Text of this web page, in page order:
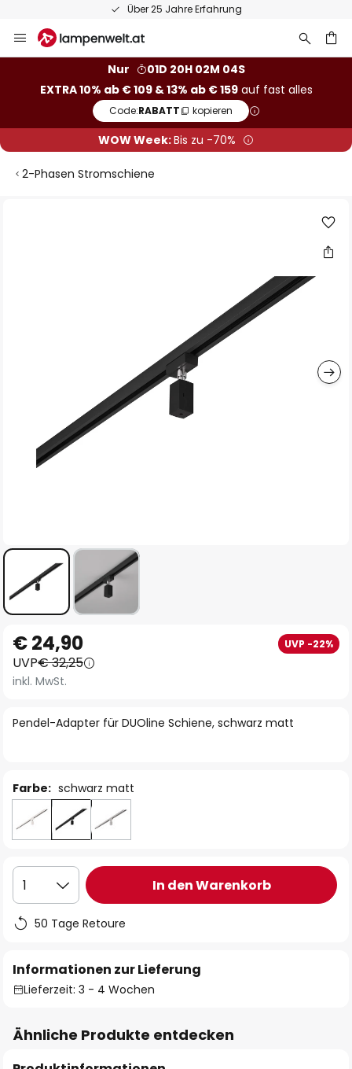
Über 25 Jahre Erfahrung
Inhalt
Nur
01D 20H 02M 04S
EXTRA 10% ab € 109 & 13% ab € 159auf fast alles
Code:RABATT kopieren
WOW Week:Bis zu -70%
2-Phasen Stromschiene
Anfang
der
Bildgalerie
Pendel-Adapter für DUOline Schiene, schwarz matt
€ 24,90 UVP -22%
UVP€ 32,25
inkl. MwSt.
Farbe: schwarz matt
1 In den Warenkorb
50 Tage Retoure
Informationen zur Lieferung
Lieferzeit: 3 - 4 Wochen
Ähnliche Produkte entdecken